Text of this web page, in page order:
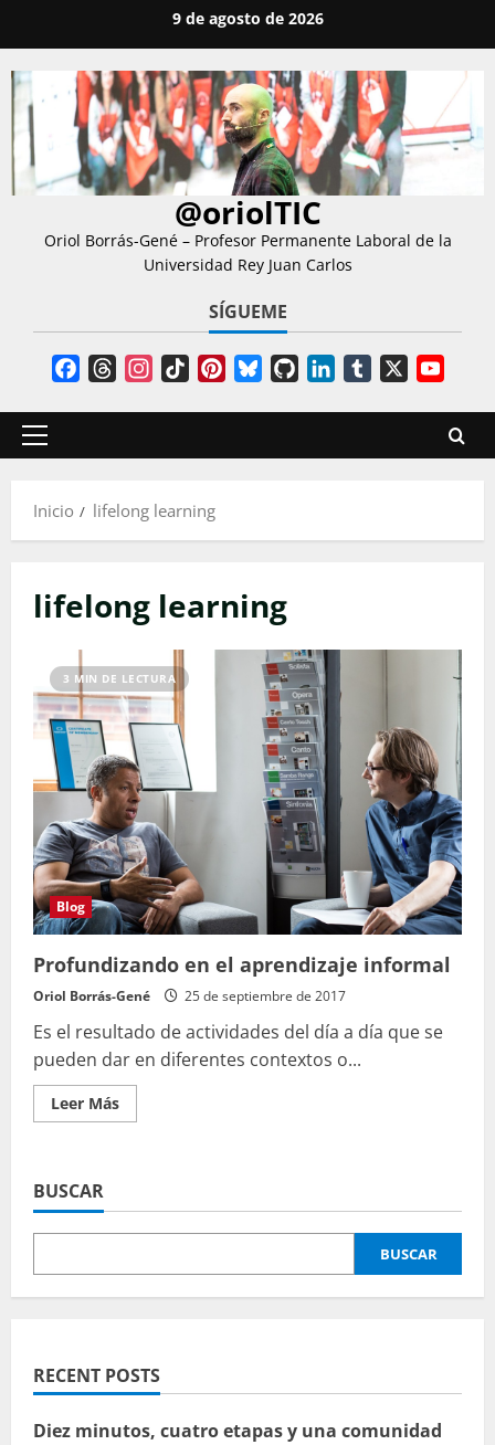
contenido
9 de agosto de 2026
@oriolTIC
Oriol Borrás-Gené – Profesor Permanente Laboral de la
Universidad Rey Juan Carlos
SÍGUEME
FacebookThreadsInstagram
TikTokPinterestBlueskyGitHubLinkedInTumblr
Menú
Inicio
lifelong learning
lifelong learning
3 MIN DE LECTURA
Blog
Profundizando en el aprendizaje informal
Oriol Borrás-Gené 25 de septiembre de 2017
Es el resultado de actividades del día a día que se
pueden dar en diferentes contextos o...
Leer MásLeer
más
aprendizaje
BUSCAR
BUSCAR
RECENT POSTS
Diez minutos, cuatro etapas y una comunidad